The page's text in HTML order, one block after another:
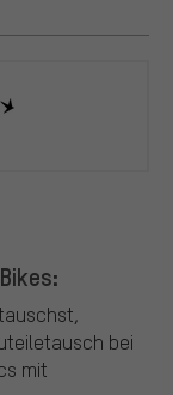
bei
mit